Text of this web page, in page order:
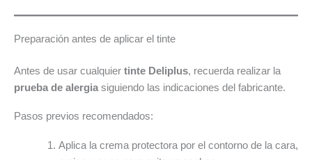
Preparación antes de aplicar el tinte
Antes de usar cualquier tinte Deliplus, recuerda realizar la
prueba de alergia siguiendo las indicaciones del fabricante.
Pasos previos recomendados:
Aplica la crema protectora por el contorno de la cara,